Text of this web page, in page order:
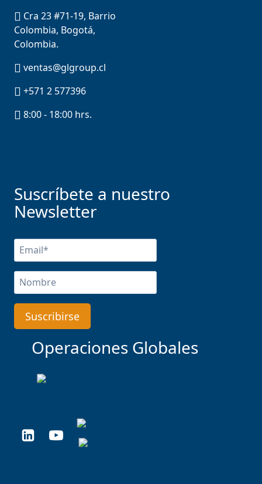
Cra 23 #71-19, Barrio
Colombia, Bogotá,
Colombia.
ventas@glgroup.cl
+571 2 577396
8:00 - 18:00 hrs.
Suscríbete a nuestro
Newsletter
Operaciones Globales